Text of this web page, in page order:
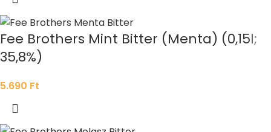
Fee Brothers Mint Bitter (Menta) (0,15l;
35,8%)
5.690 Ft